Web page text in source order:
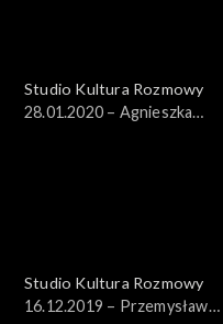
Studio Kultura Rozmowy
28.01.2020 – Agnieszka
Studio Kultura Rozmowy
16.12.2019 – Przemysław